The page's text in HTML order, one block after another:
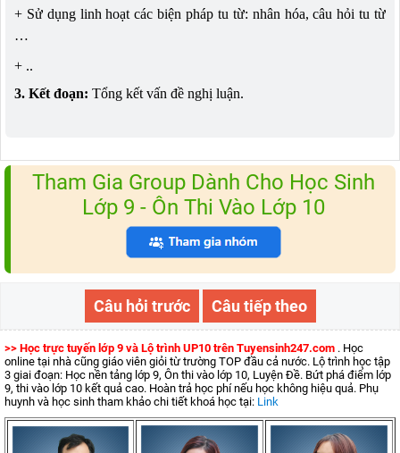
+ Sử dụng linh hoạt các biện pháp tu từ: nhân hóa, câu hỏi tu từ
…
+ ..
3. Kết đoạn: Tổng kết vấn đề nghị luận.
Tham Gia Group Dành Cho Học Sinh
Lớp 9 - Ôn Thi Vào Lớp 10
Câu hỏi trước Câu tiếp theo
>> Học trực tuyến lớp 9 và Lộ trình UP10 trên Tuyensinh247.com . Học
online tại nhà cũng giáo viên giỏi từ trường TOP đầu cả nước. Lộ trình học tập
3 giai đoạn: Học nền tảng lớp 9, Ôn thi vào lớp 10, Luyện Đề. Bứt phá điểm lớp
9, thi vào lớp 10 kết quả cao. Hoàn trả học phí nếu học không hiệu quả. Phụ
huynh và học sinh tham khảo chi tiết khoá học tại: Link